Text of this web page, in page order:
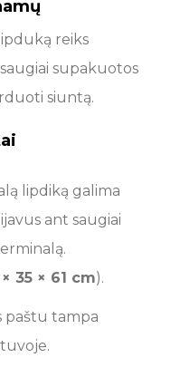
reiks
supakuotos
siuntą.
lipdiką galima
ant saugiai
35 × 61 cm).
paštu tampa